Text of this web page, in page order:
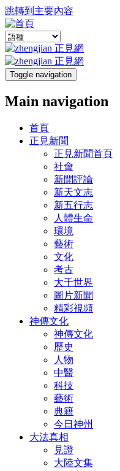
跳轉到主要內容
Toggle navigation
Main navigation
首頁
正見新聞
正見新聞首頁
社會
新聞評論
新天文志
新五行志
人體生命
環境
藝術
文化
考古
大千世界
圖片新聞
精彩視頻
神傳文化
神傳文化
歷史
人物
中醫
科技
藝術
典籍
今日神州
大法真相
見證
大陸文集